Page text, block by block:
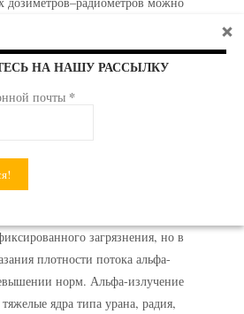
нельзя, – ответил Решетов. –
является средством
лаборатории, второй –
прошедшим
превышения плотности потока
это аномальные значения,
радиоактивном загрязнении. Нормы
да, они отличаются для
загрязнения, но в
плотности потока альфа-
норм. Альфа-излучение
ядра типа урана, радия,
НА НАШУ РАССЫЛКУ
почты *